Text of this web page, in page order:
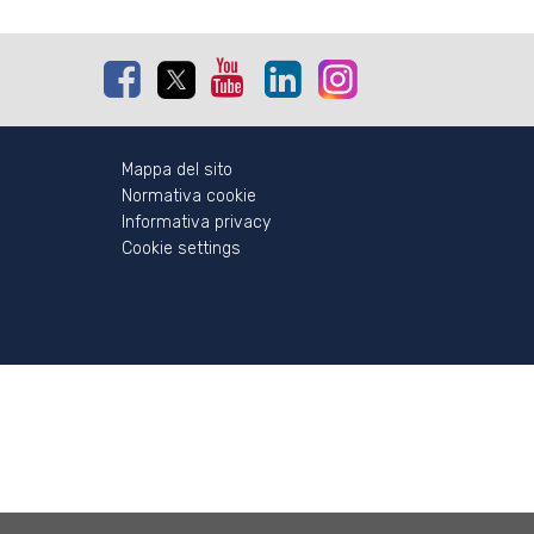
FacebookTwitterYoutubeLinkedin
Mappa del sito
Normativa cookie
Informativa privacy
Cookie settings